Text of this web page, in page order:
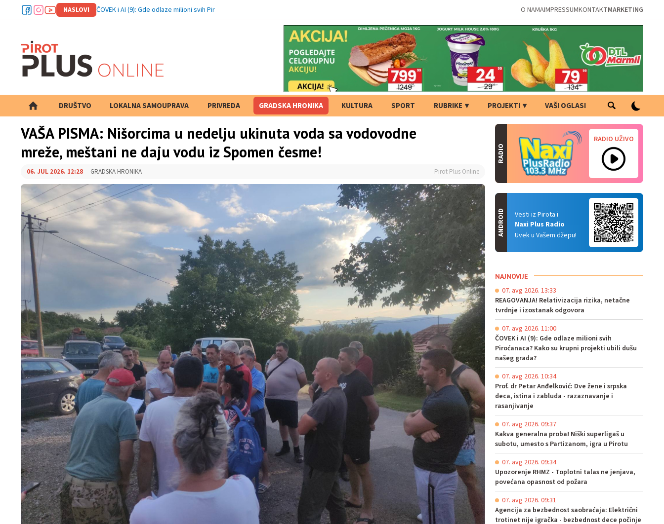
NASLOVI ČOVEK i AI (9): Gde odlaze milioni svih Piroćanaca? Kako su krupni pr O NAMAIMPRESSUMKONTAKTMARKETING
DRUŠTVO LOKALNA SAMOUPRAVA PRIVREDA GRADSKA HRONIKA KULTURA SPORT RUBRIKE PROJEKTI VAŠI OGLASI
PRETRAGA
VAŠA PISMA: Nišorcima u nedelju ukinuta voda sa vodovodne
mreže, meštani ne daju vodu iz Spomen česme!
06. JUL 2026. 12:28 GRADSKA HRONIKA Pirot Plus Online
RADIO
RADIO UŽIVO
Vesti iz Pirota i
Naxi Plus Radio
Uvek u Vašem džepu!
ANDROID
NAJNOVIJE
07. avg 2026. 13:33
REAGOVANJA! Relativizacija rizika, netačne
tvrdnje i izostanak odgovora
07. avg 2026. 11:00
ČOVEK i AI (9): Gde odlaze milioni svih
Piroćanaca? Kako su krupni projekti ubili dušu
našeg grada?
07. avg 2026. 10:34
Prof. dr Petar Anđelković: Dve žene i srpska
deca, istina i zabluda - razaznavanje i
rasanjivanje
07. avg 2026. 09:37
Kakva generalna proba! Niški superligaš u
subotu, umesto s Partizanom, igra u Pirotu
07. avg 2026. 09:34
Upozorenje RHMZ - Toplotni talas ne jenjava,
povećana opasnost od požara
07. avg 2026. 09:31
Agencija za bezbednost saobraćaja: Električni
trotinet nije igračka - bezbednost dece počinje